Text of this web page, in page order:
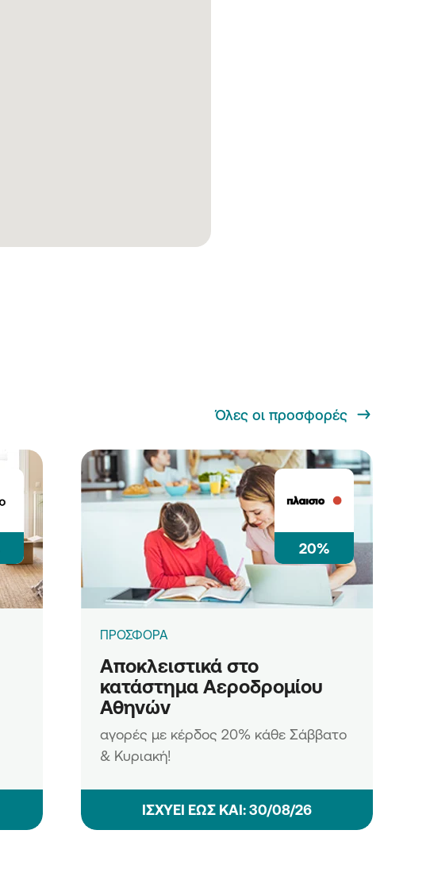
Όλες οι προσφορές
20%
ΠΡΟΣΦΟΡΑ
Αποκλειστικά στο
κατάστημα Αεροδρομίου
Αθηνών
αγορές με κέρδος 20% κάθε Σάββατο
& Κυριακή!
ΙΣΧΥΕΙ ΕΩΣ ΚΑΙ: 30/08/26